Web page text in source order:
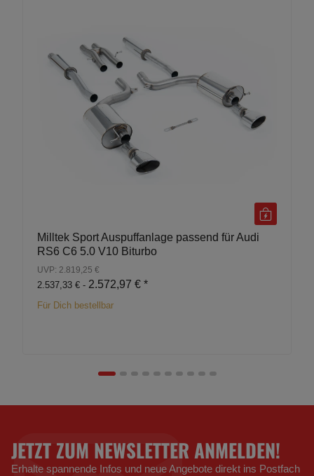
Milltek Sport Auspuffanlage passend für Audi
RS6 C6 5.0 V10 Biturbo
UVP: 2.819,25 €
2.537,33 € - 2.572,97 € *
Für Dich bestellbar
JETZT ZUM NEWSLETTER ANMELDEN!
Erhalte spannende Infos und neue Angebote direkt ins Postfach